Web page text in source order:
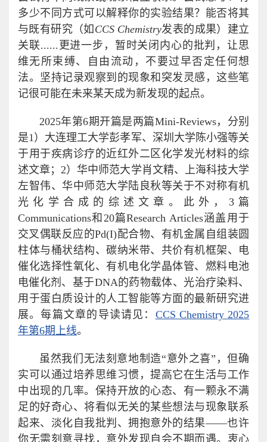
多少不同方式可以解释你的实验结果？能否将其
与既有研究（如 CCS Chemistry发表的成果）建立
关联......更进一步，暂时关闭内心的批判，让思
维无所束缚、自由流动，不要过早否定任何想
法。坚持记录观察到的现象和突发灵感，这些笔
记很可能在未来某天成为新发现的起点。
2025年第6期开篇是两篇Mini-Reviews，分别
是1）大连理工大学彭孝军、深圳大学陈小强等关
于用于疾病诊疗的近红外二区化学发光材料的综
述文章；2）华中师范大学肖文精、上海科技大学
左智伟、华中师范大学陆良秋等关于不对称有机
光化学合成的综述文章。此外，3篇
Communications和20篇Research Articles涵盖用于
交叉偶联反应的Pd(I)配合物、有机金属自组装圆
柱体与桶状结构、碳纳米带、共价有机框架、电
催化选择性氧化、有机电化学晶体管、燃料电池
电催化剂、基于DNA的药物载体、光治疗染料、
用于蛋白质设计的人工智能等方面的最新研究进
展。每篇文章的导读请见： CCS Chemistry 2025
年第6期上线。
虽然我们无法刻意地制造“意外之喜”，但确
实可以通过培养思维习惯，提高它在生活与工作
中出现的几率。保持开放的心态、有一颗永不满
足的好奇心、将看似无关的某些想法与现象联系
起来、淡化自我批判、拥抱意外的结果——也许
你无需刻意寻找，意外发现自会不期而遇。衷心